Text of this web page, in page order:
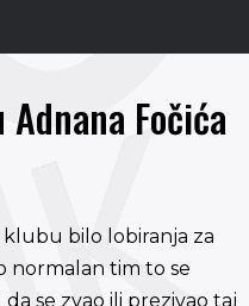
Fočića
bilo lobiranja za
normalan tim to se
se zvao ili prezivao taj